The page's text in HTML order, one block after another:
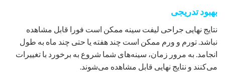
بهبود تدریجی
نتایج نهایی جراحی لیفت سینه ممکن است فورا قابل مشاهده
نباشد. تورم و ورم ممکن است چند هفته یا حتی چند ماه به طول
انجامد. به مرور زمان، سینه‌های شما شروع به برخورد با تغییرات
می‌کنند و نتایج نهایی قابل مشاهده می‌شوند.